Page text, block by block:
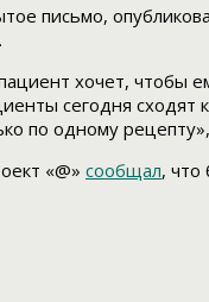
письмо,
хочет, чтобы
сегодня сходят
по одному
«@» сообщал, что